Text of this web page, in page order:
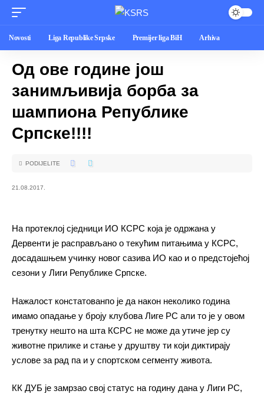
Novosti Liga Republike Srpske Premijer liga BiH Arhiva
Од ове године још
занимљивија борба за
шампиона Републике
Српске!!!!
21.08.2017.
PODIJELITE
На протеклој сједници ИО КСРС која је одржана у
Дервенти је расправљано о текућим питањима у КСРС,
досадашњем учинку новог сазива ИО као и о предстојећој
сезони у Лиги Републике Српске.
Нажалост констатованпо је да након неколико година
имамо опадање у броју клубова Лиге РС али то је у овом
тренутку нешто на шта КСРС не може да утиче јер су
животне прилике и стање у друштву ти који диктирају
услове за рад па и у спортском сегменту живота.
КК ДУБ је замрзао свој статус на годину дана у Лиги РС,